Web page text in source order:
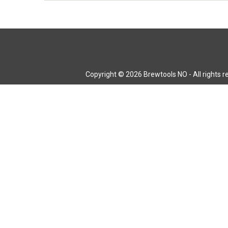
Copyright © 2026 Brewtools NO - All rights